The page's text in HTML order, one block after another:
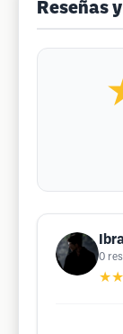
Reseñas
0